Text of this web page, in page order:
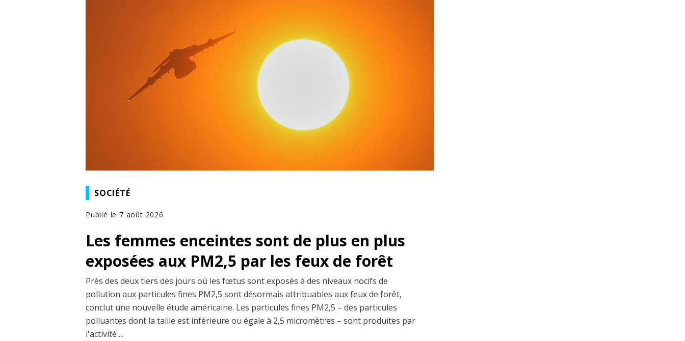
SOCIÉTÉ
Publié le 7 août 2026
Les femmes enceintes sont de plus en plus
exposées aux PM2,5 par les feux de forêt
Près des deux tiers des jours où les fœtus sont exposés à des niveaux nocifs de
pollution aux particules fines PM2,5 sont désormais attribuables aux feux de forêt,
conclut une nouvelle étude américaine. Les particules fines PM2,5 – des particules
polluantes dont la taille est inférieure ou égale à 2,5 micromètres – sont produites par
l'activité ...